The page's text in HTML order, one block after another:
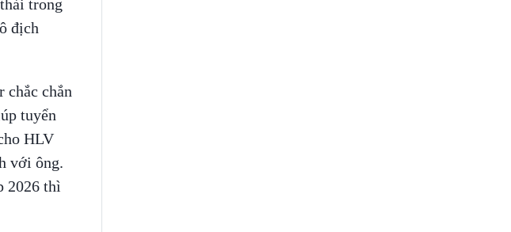
trong
địch
chắc chắn
tuyển
HLV
với ông.
2026 thì